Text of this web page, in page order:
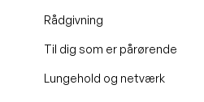
Rådgivning
Til dig som er pårørende
Lungehold og netværk